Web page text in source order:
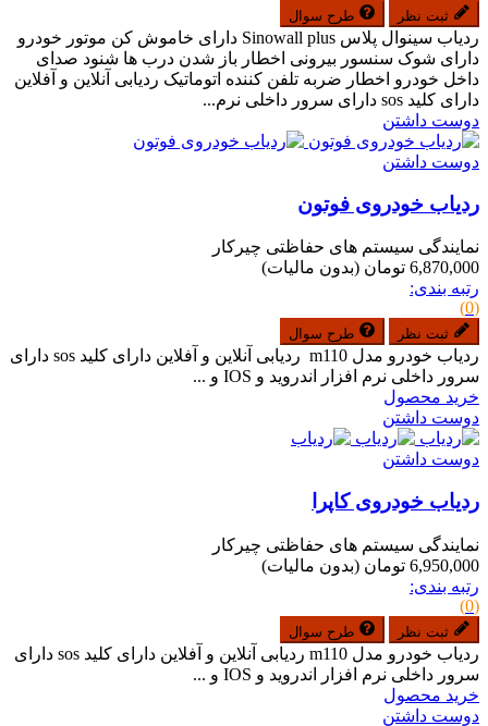
ثبت نظر طرح سوال
ردیاب سینوال پلاس Sinowall plus دارای خاموش کن موتور خودرو
دارای شوک سنسور بیرونی اخطار باز شدن درب ها شنود صدای
داخل خودرو اخطار ضربه تلفن کننده اتوماتیک ردیابی آنلاین و آفلاین
دارای کلید sos دارای سرور داخلی نرم...
دوست داشتن
دوست داشتن
ردیاب خودروی فوتون
نمایندگی سیستم های حفاظتی چیرکار
6,870,000 تومان
(بدون مالیات)
رتبه بندی:
(0)
ثبت نظر طرح سوال
ردیاب خودرو مدل m110 ردیابی آنلاین و آفلاین دارای کلید sos دارای
سرور داخلی نرم افزار اندروید و IOS و ...
خرید محصول
دوست داشتن
دوست داشتن
ردیاب خودروی کاپرا
نمایندگی سیستم های حفاظتی چیرکار
6,950,000 تومان
(بدون مالیات)
رتبه بندی:
(0)
ثبت نظر طرح سوال
ردیاب خودرو مدل m110 ردیابی آنلاین و آفلاین دارای کلید sos دارای
سرور داخلی نرم افزار اندروید و IOS و ...
خرید محصول
دوست داشتن